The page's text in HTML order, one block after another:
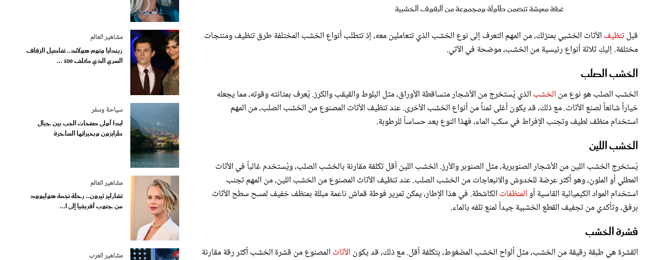
غرفة معيشة تتضمن طاولة ومجموعة من الرفوف الخشبية
قبلتنظيف الأثاث الخشبي بمنزلك، من المهم التعرف إلى نوع الخشب الذي تتعاملين معه، إذ تتطلب أنواع الخشب المختلفة طرق تنظيف ومنتجات
مختلفة. إليكِ ثلاثة أنواع رئيسية من الخشب، موضحة في الآتي.
الخشب الصلب
الخشب الصلب هو نوع من الخشب الذي يُستخرج من الأشجار متساقطة الأوراق، مثل البلوط والقيقب والكرز. يُعرف بمتانته وقوته، مما يجعله
خياراً شائعاً لصنع الأثاث. مع ذلك، قد يكون أغلى ثمناً من أنواع الخشب الأخرى. عند تنظيف الأثاث المصنوع من الخشب الصلب، من المهم
استخدام منظف لطيف وتجنب الإفراط في سكب الماء، فهذا النوع يعد حساساً للرطوبة.
الخشب اللين
يُستخرج الخشب اللين من الأشجار الصنوبرية، مثل الصنوبر والأرز. الخشب اللين أقل تكلفة مقارنة بالخشب الصلب، ويُستخدم غالباً في الأثاث
المطلي أو الملون، وهو أكثر عرضة للخدوش والانبعاجات من الخشب الصلب. عند تنظيف الأثاث المصنوع من الخشب اللين، من المهم تجنب
استخدام المواد الكيميائية القاسية أوالمنظفات الكاشطة. في هذا الإطار، يمكن تمرير فوطة قماش ناعمة مبللة بمنظف خفيف لمسح سطح الأثاث
برفق، وتأكدي من تجفيف القطع الخشبية جيداً لمنع تلفه بالماء.
قشرة الخشب
القشرة هي طبقة رقيقة من الخشب، مثل ألواح الخشب المضغوط، بتكلفة أقل. مع ذلك، قد يكون الأثاث المصنوع من قشرة الخشب أكثر رقة مقارنة
مشاهير العالم
زيندايا وتوم هولاند.. تفاصيل الزفاف
السري الذي كلف 500 ...
سياحة وسفر
ابدآ أولى صفحات الحب بين جبال
طرابزون وبحيراتها الساحرة
مشاهير العالم
تشارليز ثيرون.. رحلة نجمة هوليوود
من جنوب أفريقيا إلى ا...
مشاهير العرب